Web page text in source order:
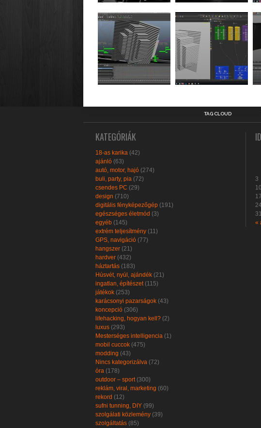
TAG CLOUD
KATEGÓRIÁK
18-as karika (42)
ajánló (63)
autó, motor, hajó (274)
buli, party, pia (72)
csendes PC (29)
design (710)
digitális fényképezőgép (191)
egészséges életmód (3)
egyéb (145)
extrém teljesítmény (11)
GPS, navigáció (77)
hangszer (21)
hardver (432)
háztartás (183)
Húsvét, nyúl, ajándék (21)
ingatlan, építészet(115)
játékok (253)
karácsonyi pazarságok (43)
koncepció (306)
lifehacking, hogyan kell? (2)
luxus (293)
Mesterséges intelligencia (1)
mobil cuccok (475)
modding (43)
Nincs kategorizálva (72)
óra (178)
outdoor – sport(300)
reklám, viral, marketing (60)
rekord (12)
sufni tunning, DIY (99)
szolgálati közlemény (39)
szolgáltatás (85)
3
10
17
24
31
«